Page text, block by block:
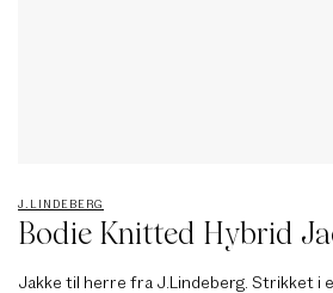
J.LINDEBERG
Bodie Knitted Hybrid
Jakke til herre fra J.Lindeberg. Strikket i